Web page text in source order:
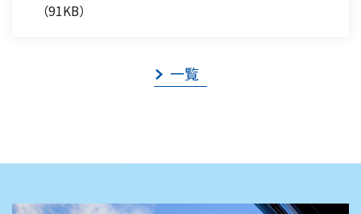
（91KB）
一覧